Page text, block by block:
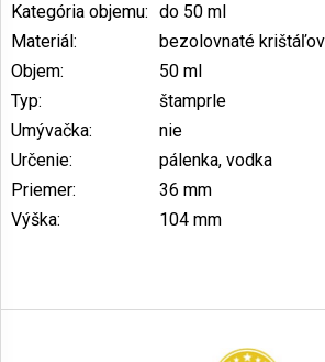
Kategória objemu: do 50 ml
Materiál:
bezolovnaté
Objem:
50 ml
Typ:
štamprle
Umývačka:
nie
Určenie:
pálenka, vodka
Priemer:
36 mm
Výška: 104 mm
á